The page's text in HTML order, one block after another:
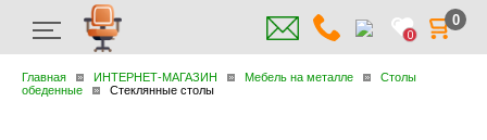
0
0
Главная ИНТЕРНЕТ-МАГАЗИН Мебель на металле
Столы
обеденные
Стеклянные столы